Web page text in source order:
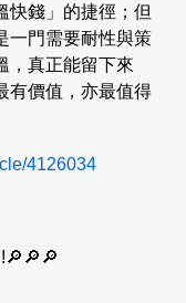
快錢」的捷徑；但
一門需要耐性與策
，真正能留下來
有價值，亦最值得
4126034